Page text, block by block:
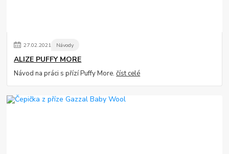
27.02.2021 Návody
ALIZE PUFFY MORE
Návod na práci s přízí Puffy More.číst celé